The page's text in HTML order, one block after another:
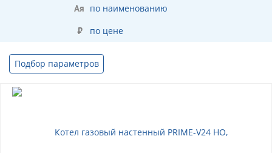
по наименованию
по цене
Подбор параметров